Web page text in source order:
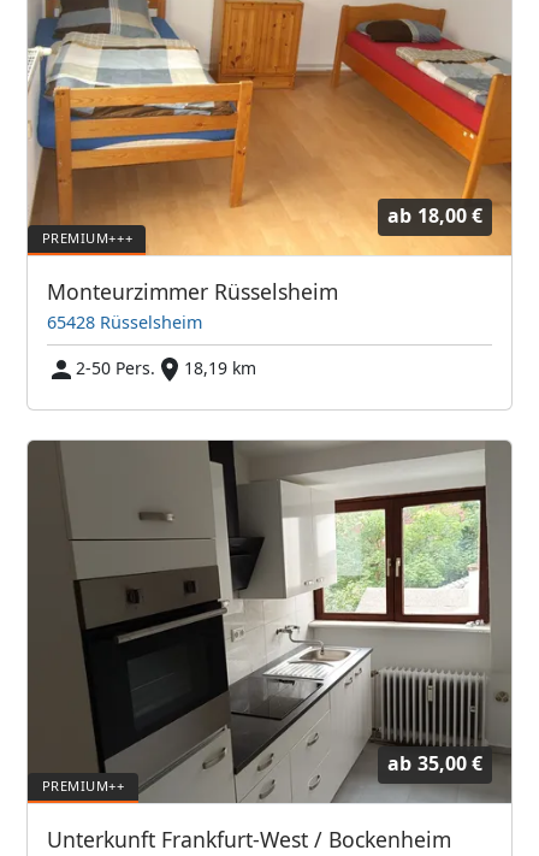
ab 18,00 €
Monteurzimmer Rüsselsheim
65428 Rüsselsheim
2-50 Pers.
18,19 km
ab 35,00 €
Unterkunft Frankfurt-West / Bockenheim